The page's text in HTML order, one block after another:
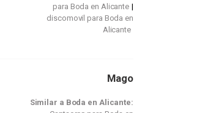
para Boda en Alicante
discomovil para Boda en
Alicante
Mago
Similar a Boda en Alicante: